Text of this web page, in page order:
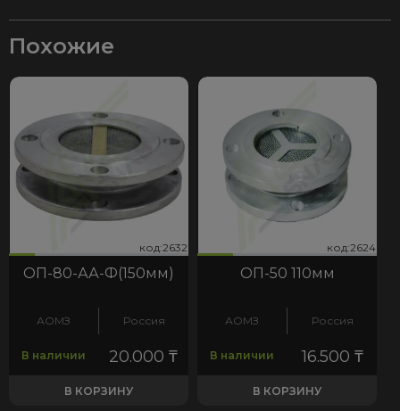
Похожие
код:2632 код:2632
ОП-80-АА-Ф(150мм)
АОМЗ Россия
В наличии 20.000₸
В КОРЗИНУ
код:2624 код:2624
ОП-50 110мм
АОМЗ Россия
В наличии 16.500 ₸
В КОРЗИНУ